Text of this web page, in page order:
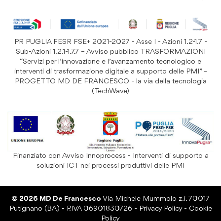
Festività
Prodotti Riutilizzabili
alla
Newsletter:
ISCRIVITI
PR PUGLIA FESR FSE+ 2021-2027 - Asse I - Azioni 1.2-1.7 -
Sub-Azioni 1.2.1-1.7.7 – Avviso pubblico TRASFORMAZIONI
“Servizi per l’innovazione e l’avanzamento tecnologico e
interventi di trasformazione digitale a supporto delle PMI” –
PROGETTO MD DE FRANCESCO - la via della tecnologia
(TechWave)
Finanziato con Avviso Innoprocess - Interventi di supporto a
soluzioni ICT nei processi produttivi delle PMI
© 2026 MD De Francesco Via Michele Mummolo z.i. 70017
Putignano (BA) - P.IVA 06901830726 - Privacy Policy- Cookie
Policy